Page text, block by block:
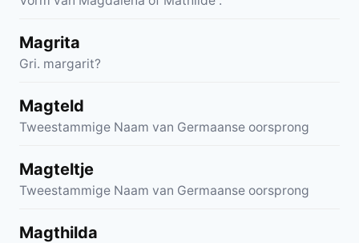
Magrita
Gri. margarit?
Magteld
Tweestammige Naam van Germaanse oorsprong
Magteltje
Tweestammige Naam van Germaanse oorsprong
Magthilda